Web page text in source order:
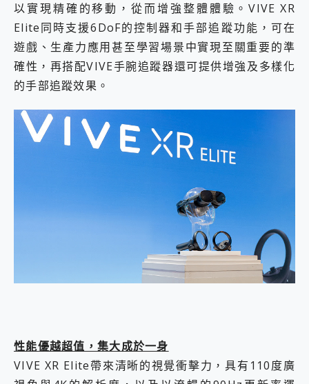
以實現精確的移動，從而增強整體體驗。VIVE XR
Elite同時支援6DoF的控制器和手部追蹤功能，可在
遊戲、生產力應用甚至學習場景中實現至關重要的準
確性，再搭配VIVE手腕追蹤器還可提供增強及多樣化
的手部追蹤效果。
性能優越超值，集大成於一身
VIVE XR Elite帶來清晰的視覺衝擊力，具有110度廣